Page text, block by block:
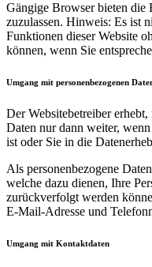
Gängige Browser bieten die
zuzulassen. Hinweis: Es ist
Funktionen dieser Website
können, wenn Sie
Umgang mit personenbezogenen
Der Websitebetreiber
Daten nur dann weiter,
ist oder Sie in die
Als personenbezogene
welche dazu dienen, Ihre
zurückverfolgt werden
E-Mail-Adresse und
Umgang mit Kontaktdaten